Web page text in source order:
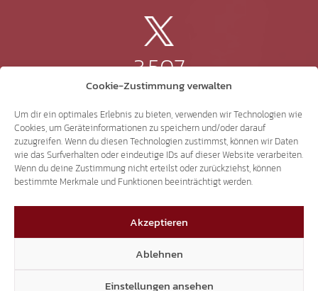
Cookie-Zustimmung verwalten
Um dir ein optimales Erlebnis zu bieten, verwenden wir Technologien wie
Cookies, um Geräteinformationen zu speichern und/oder darauf
zuzugreifen. Wenn du diesen Technologien zustimmst, können wir Daten
wie das Surfverhalten oder eindeutige IDs auf dieser Website verarbeiten.
Wenn du deine Zustimmung nicht erteilst oder zurückziehst, können
bestimmte Merkmale und Funktionen beeinträchtigt werden.
Akzeptieren
Ablehnen
Einstellungen ansehen
3.507
Threads
3.401
YouTube